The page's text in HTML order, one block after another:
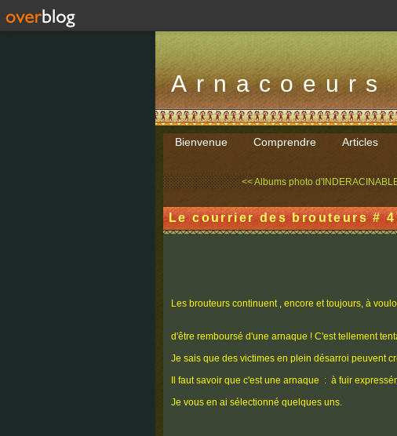
Bienvenue Comprendre Articles
<< Albums photo
Le courrier des brouteurs #
Les brouteurs continuent , encore et toujours, à
d'être remboursé d'une arnaque ! C'est tellement
Je sais que des victimes en plein désarroi peuvent
Il faut savoir que c'est une arnaque : à fuir
Je vous en ai sélectionné quelques uns.